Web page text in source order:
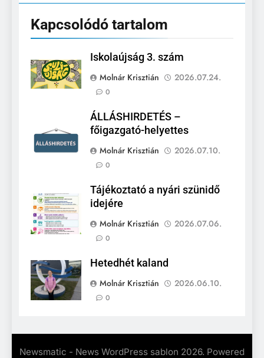
Kapcsolódó tartalom
Iskolaújság 3. szám
Molnár Krisztián
2026.07.24.
0
ÁLLÁSHIRDETÉS –
főigazgató-helyettes
Molnár Krisztián
2026.07.10.
0
Tájékoztató a nyári szünidő
idejére
Molnár Krisztián
2026.07.06.
0
Hetedhét kaland
Molnár Krisztián
2026.06.10.
0
Newsmatic - News WordPress sablon 2026. Powered